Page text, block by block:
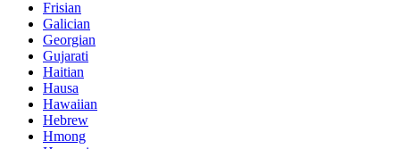
Frisian
Galician
Georgian
Gujarati
Haitian
Hausa
Hawaiian
Hebrew
Hmong